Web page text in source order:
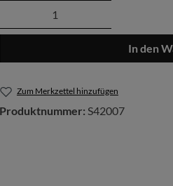
Produkt Anzahl: Gib
In den
Zum Merkzettel hinzufügen
Produktnummer: S42007